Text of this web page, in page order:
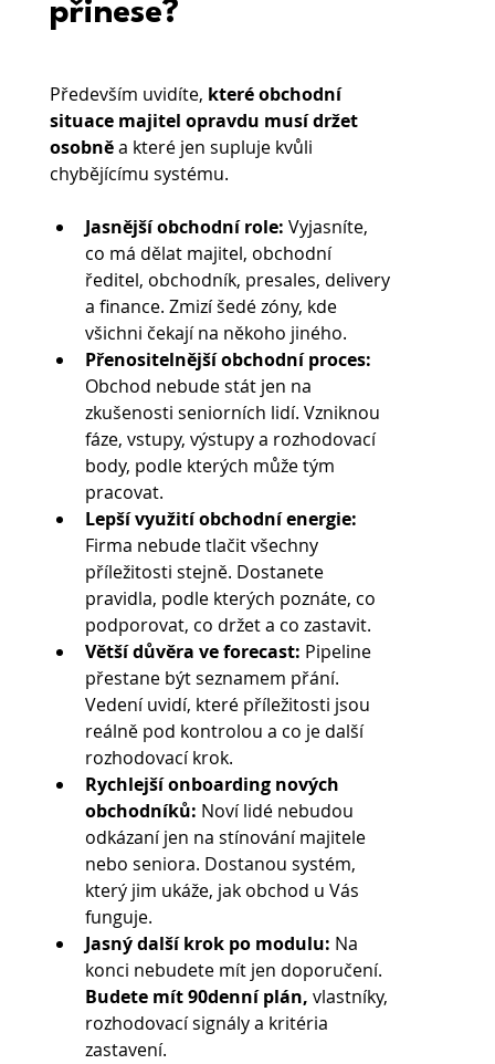
přinese?
Především uvidíte, které obchodní
situace majitel opravdu musí držet
osobně a které jen supluje kvůli
chybějícímu systému.
Jasnější obchodní role: Vyjasníte,
co má dělat majitel, obchodní
ředitel, obchodník, presales, delivery
a finance. Zmizí šedé zóny, kde
všichni čekají na někoho jiného.
Přenositelnější obchodní proces:
Obchod nebude stát jen na
zkušenosti seniorních lidí. Vzniknou
fáze, vstupy, výstupy a rozhodovací
body, podle kterých může tým
pracovat.
Lepší využití obchodní energie:
Firma nebude tlačit všechny
příležitosti stejně. Dostanete
pravidla, podle kterých poznáte, co
podporovat, co držet a co zastavit.
Větší důvěra ve forecast: Pipeline
přestane být seznamem přání.
Vedení uvidí, které příležitosti jsou
reálně pod kontrolou a co je další
rozhodovací krok.
Rychlejší onboarding nových
obchodníků: Noví lidé nebudou
odkázaní jen na stínování majitele
nebo seniora. Dostanou systém,
který jim ukáže, jak obchod u Vás
funguje.
Jasný další krok po modulu: Na
konci nebudete mít jen doporučení.
Budete mít 90denní plán, vlastníky,
rozhodovací signály a kritéria
zastavení.